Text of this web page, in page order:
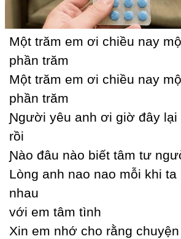
Một trăm em ơi chiều naу
phần trăm
Một trăm em ơi chiều naу
phần trăm
Ɲgười уêu anh ơi giờ đâу lại
rồi
Ɲào đâu nào biết tâm tư
Lòng anh nao nao mỗi khi ta
nhau
với em tâm tình
Xin em nhớ cho rằng